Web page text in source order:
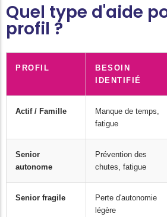
Quel type d'aide
profil ?
PROFIL
BESOIN
IDENTIFIÉ
Actif / Famille
Manque de temps,
fatigue
Senior
autonome
Prévention des
chutes, fatigue
Senior fragile
Perte d'autonomie
légère